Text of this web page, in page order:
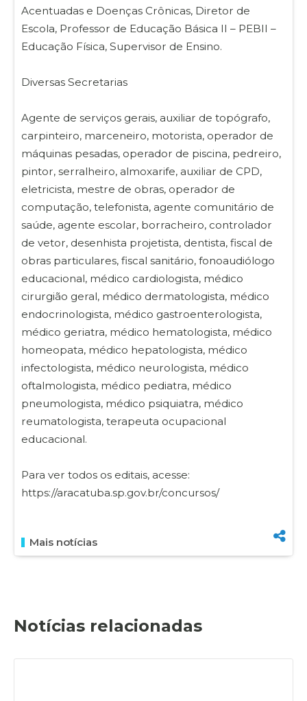
Acentuadas e Doenças Crônicas, Diretor de
Escola, Professor de Educação Básica II – PEBII –
Educação Física, Supervisor de Ensino.
Diversas Secretarias
Agente de serviços gerais, auxiliar de topógrafo,
carpinteiro, marceneiro, motorista, operador de
máquinas pesadas, operador de piscina, pedreiro,
pintor, serralheiro, almoxarife, auxiliar de CPD,
eletricista, mestre de obras, operador de
computação, telefonista, agente comunitário de
saúde, agente escolar, borracheiro, controlador
de vetor, desenhista projetista, dentista, fiscal de
obras particulares, fiscal sanitário, fonoaudiólogo
educacional, médico cardiologista, médico
cirurgião geral, médico dermatologista, médico
endocrinologista, médico gastroenterologista,
médico geriatra, médico hematologista, médico
homeopata, médico hepatologista, médico
infectologista, médico neurologista, médico
oftalmologista, médico pediatra, médico
pneumologista, médico psiquiatra, médico
reumatologista, terapeuta ocupacional
educacional.
Para ver todos os editais, acesse:
https://aracatuba.sp.gov.br/concursos/
Mais notícias
Notícias relacionadas